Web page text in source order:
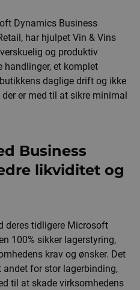
Dynamics Business
har hjulpet Vin & Vins
og produktiv
et komplet
daglige drift og ikke
er med til at sikre minimal
Business
likviditet og
deres tidligere Microsoft
100% sikker lagerstyring,
krav og ønsker. Det
for stor lagerbinding,
til at skade virksomhedens